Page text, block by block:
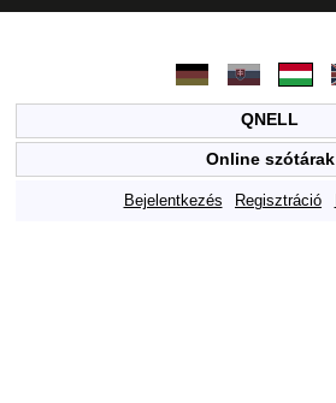
QNELL
Online szótárak
Bejelentkezés Regisztráció